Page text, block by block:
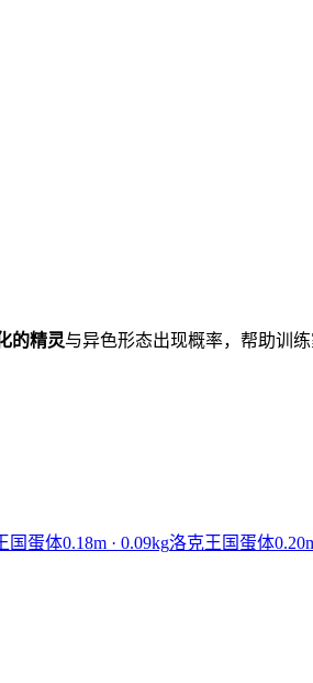
的精灵与异色形态出现概率，帮助训
国蛋体0.18m · 0.09kg洛克王国蛋体0.20